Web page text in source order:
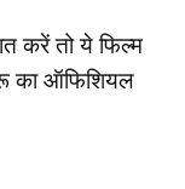
करें तो ये फिल्म
का ऑफिशियल